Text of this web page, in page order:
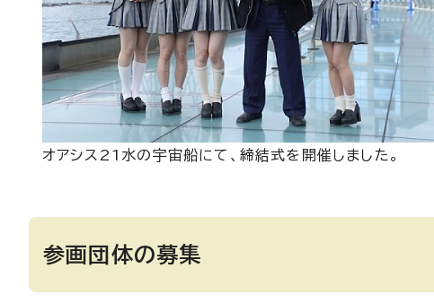
オアシス21水の宇宙船にて、締結式を開催しました。
参画団体の募集